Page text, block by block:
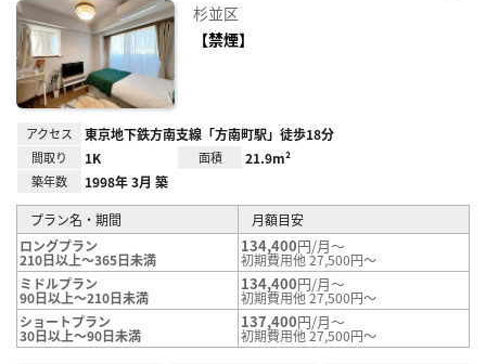
杉並区
【禁煙】
アクセス 東京地下鉄方南支線「方南町駅」徒歩18分
間取り 1K 面積 21.9m²
築年数 1998年 3月 築
プラン名・期間
月額目安
ロングプラン
210日以上～365日未満
134,400円/月～
初期費用他 27,500円～
ミドルプラン
90日以上～210日未満
134,400円/月～
初期費用他 27,500円～
ショートプラン
30日以上～90日未満
137,400円/月～
初期費用他 27,500円～